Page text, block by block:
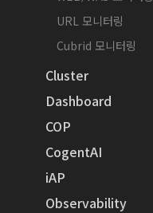
URL 모니터링
Cubrid 모니터링
Cluster
Dashboard
COP
CogentAI
iAP
Observability